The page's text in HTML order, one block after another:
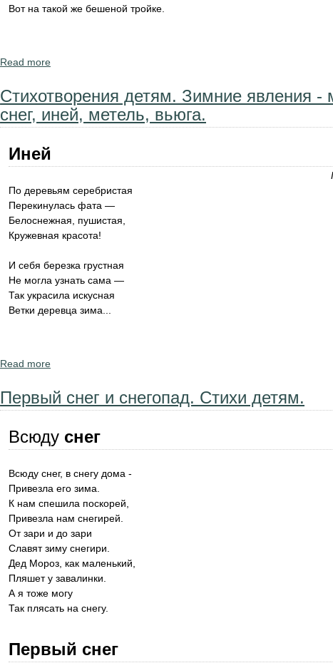
Вот на такой же бешеной тройке.
Read more
Стихотворения детям. Зимние явления -
снег, иней, метель, вьюга.
Иней
По деревьям серебристая
Перекинулась фата —
Белоснежная, пушистая,
Кружевная красота!
И себя березка грустная
Не могла узнать сама —
Так украсила искусная
Ветки деревца зима...
Read more
Первый снег и снегопад. Стихи детям.
Всюду снег
Всюду снег, в снегу дома -
Привезла его зима.
К нам спешила поскорей,
Привезла нам снегирей.
От зари и до зари
Славят зиму снегири.
Дед Мороз, как маленький,
Пляшет у завалинки.
А я тоже могу
Так плясать на снегу.
Первый снег